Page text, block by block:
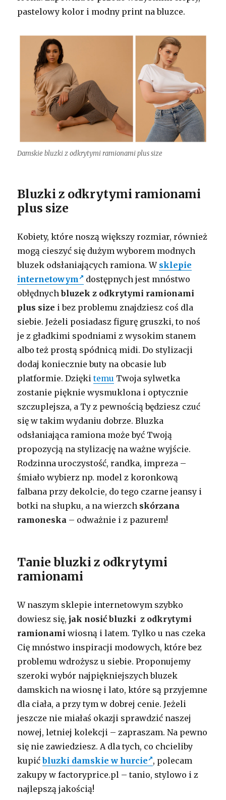
pastelowy kolor i modny print na bluzce.
Damskie bluzki z odkrytymi ramionami plus size
Bluzki z odkrytymi ramionami
plus size
Kobiety, które noszą większy rozmiar, również
mogą cieszyć się dużym wyborem modnych
bluzek odsłaniających ramiona. W sklepie
internetowym
dostępnych jest mnóstwo
obłędnychbluzek z odkrytymi ramionami
plus size i bez problemu znajdziesz coś dla
siebie. Jeżeli posiadasz figurę gruszki, to noś
je z gładkimi spodniami z wysokim stanem
albo też prostą spódnicą midi. Do stylizacji
dodaj koniecznie buty na obcasie lub
platformie. Dziękitemu Twoja sylwetka
zostanie pięknie wysmuklona i optycznie
szczuplejsza, a Ty z pewnością będziesz czuć
się w takim wydaniu dobrze. Bluzka
odsłaniająca ramiona może być Twoją
propozycją na stylizację na ważne wyjście.
Rodzinna uroczystość, randka, impreza –
śmiało wybierz np. model z koronkową
falbana przy dekolcie, do tego czarne jeansy i
botki na słupku, a na wierzch skórzana
ramoneska – odważnie i z pazurem!
Tanie bluzki z odkrytymi
ramionami
W naszym sklepie internetowym szybko
dowiesz się,jak nosić bluzki z odkrytymi
ramionami wiosną i latem. Tylko u nas czeka
Cię mnóstwo inspiracji modowych, które bez
problemu wdrożysz u siebie. Proponujemy
szeroki wybór najpiękniejszych bluzek
damskich na wiosnę i lato, które są przyjemne
dla ciała, a przy tym w dobrej cenie. Jeżeli
jeszcze nie miałaś okazji sprawdzić naszej
nowej, letniej kolekcji – zapraszam. Na pewno
się nie zawiedziesz. A dla tych, co chcieliby
kupićbluzki damskie w hurcie , polecam
zakupy w factoryprice.pl – tanio, stylowo i z
najlepszą jakością!